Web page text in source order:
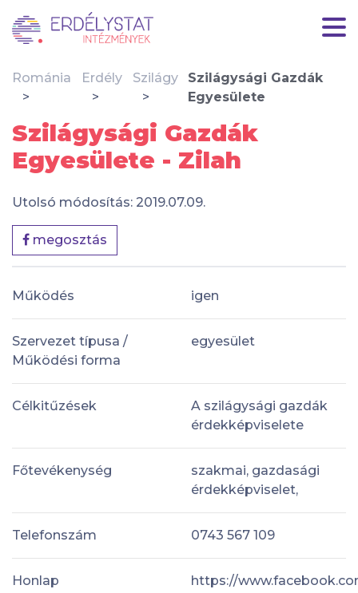
Románia Erdély Szilágy
Szilágysági Gazdák
Egyesülete
Szilágysági Gazdák
Egyesülete - Zilah
Utolsó módosítás: 2019.07.09.
megosztás
Működés igen
Szervezet típusa /
Működési forma
egyesület
Célkitűzések
A szilágysági gazdák
érdekképviselete
Főtevékenység
szakmai, gazdasági
érdekképviselet,
Telefonszám 0743 567 109
Honlap
https://